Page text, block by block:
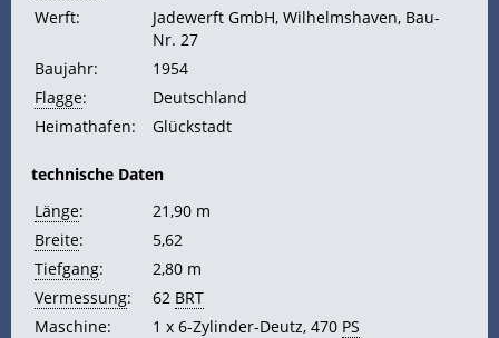
Werft:
Jadewerft GmbH, Wilhelmshaven, Bau-
Nr. 27
Baujahr:
1954
Flagge:
Deutschland
Heimathafen:
Glückstadt
technische Daten
Länge:
21,90 m
Breite:
5,62
Tiefgang:
2,80 m
Vermessung: 62 BRT
Maschine:
1 x 6-Zylinder-Deutz, 470 PS